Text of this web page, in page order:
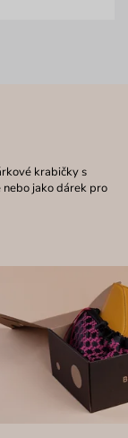
krabičky s
jako dárek pro